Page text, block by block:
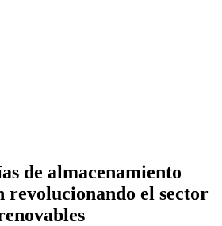
de almacenamiento
revolucionando el sector